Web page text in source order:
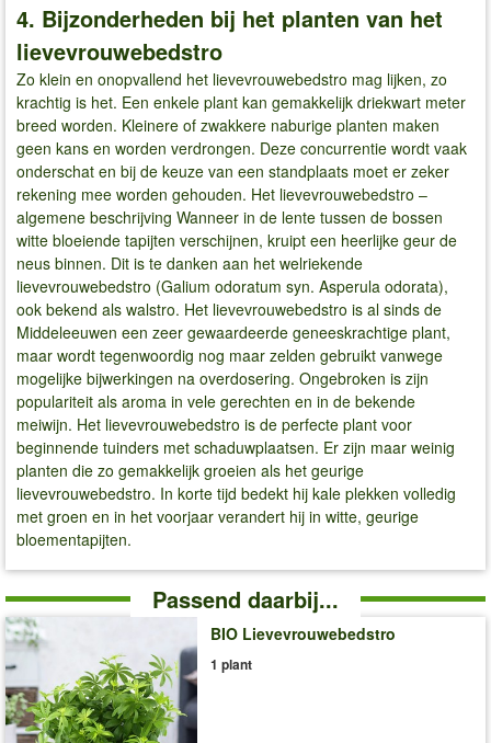
4. Bijzonderheden bij het planten van het
lievevrouwebedstro
Zo klein en onopvallend het lievevrouwebedstro mag lijken, zo
krachtig is het. Een enkele plant kan gemakkelijk driekwart meter
breed worden. Kleinere of zwakkere naburige planten maken
geen kans en worden verdrongen. Deze concurrentie wordt vaak
onderschat en bij de keuze van een standplaats moet er zeker
rekening mee worden gehouden. Het lievevrouwebedstro –
algemene beschrijving Wanneer in de lente tussen de bossen
witte bloeiende tapijten verschijnen, kruipt een heerlijke geur de
neus binnen. Dit is te danken aan het welriekende
lievevrouwebedstro (Galium odoratum syn. Asperula odorata),
ook bekend als walstro. Het lievevrouwebedstro is al sinds de
Middeleeuwen een zeer gewaardeerde geneeskrachtige plant,
maar wordt tegenwoordig nog maar zelden gebruikt vanwege
mogelijke bijwerkingen na overdosering. Ongebroken is zijn
populariteit als aroma in vele gerechten en in de bekende
meiwijn. Het lievevrouwebedstro is de perfecte plant voor
beginnende tuinders met schaduwplaatsen. Er zijn maar weinig
planten die zo gemakkelijk groeien als het geurige
lievevrouwebedstro. In korte tijd bedekt hij kale plekken volledig
met groen en in het voorjaar verandert hij in witte, geurige
bloementapijten.
Passend daarbij...
BIO Lievevrouwebedstro
1 plant